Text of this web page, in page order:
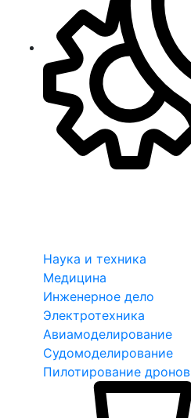
Наука и техника
Медицина
Инженерное дело
Электротехника
Авиамоделирование
Судомоделирование
Пилотирование дронов